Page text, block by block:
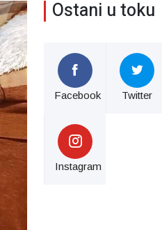
Ostani u toku
Facebook Twitter
Instagram